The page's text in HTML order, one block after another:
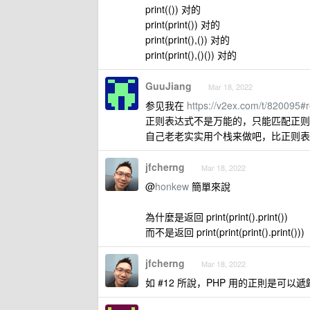
print(()) 对的
print(print()) 对的
print(print(),()) 对的
print(print(),()()) 对的
GuuJiang Mar 18, 2022
参见我在 https://v2ex.com/t/
正则表达式不是万能的，只能匹配正
自己老老实实用个栈来做吧，比正则
jfcherng Mar 18, 2022
@honkew 簡單來說
為什麼是返回 print(print().print())
而不是返回 print(print(print().print()))
jfcherng Mar 18, 2022
如 #12 所說，PHP 用的正則是可以